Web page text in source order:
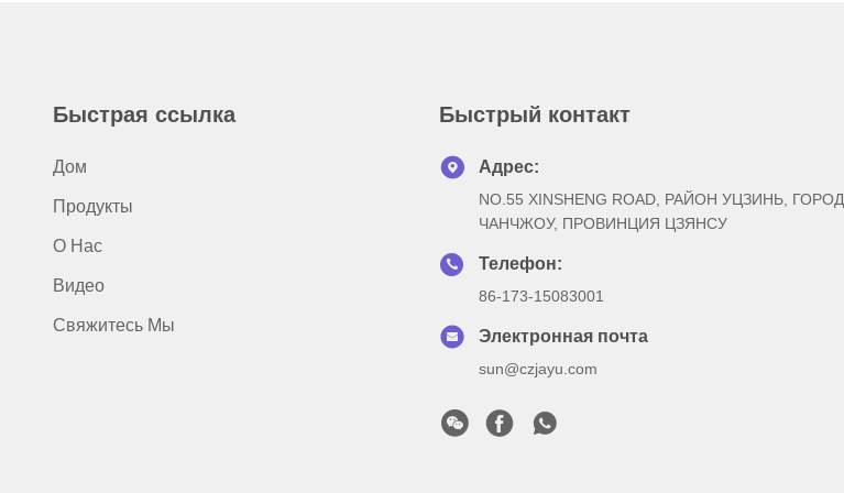
Быстрая ссылка
Дом
Продукты
О Нас
Видео
Свяжитесь Мы
Быстрый контакт
Адрес:
NO.55 XINSHENG ROAD, РАЙОН УЦЗИНЬ, ГОРОД
ЧАНЧЖОУ, ПРОВИНЦИЯ ЦЗЯНСУ
Телефон:
86-173-15083001
Электронная почта
sun@czjayu.com